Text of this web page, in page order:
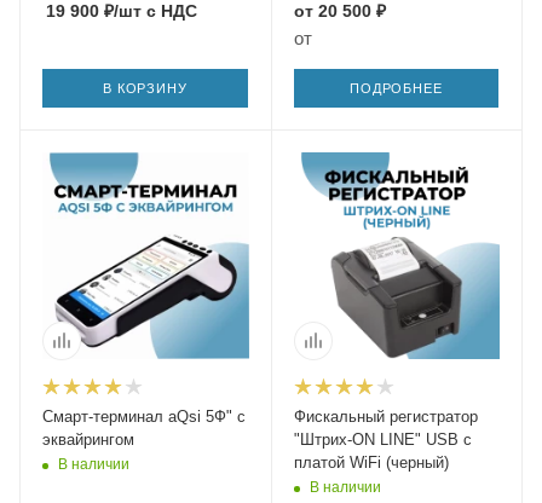
19 900 ₽/шт с НДС
В КОРЗИНУ
от 20 500 ₽
от
ПОДРОБНЕЕ
Смарт-терминал aQsi 5Ф" с
эквайрингом
В наличии
Фискальный регистратор
"Штрих-ON LINE" USB с
платой WiFi (черный)
В наличии